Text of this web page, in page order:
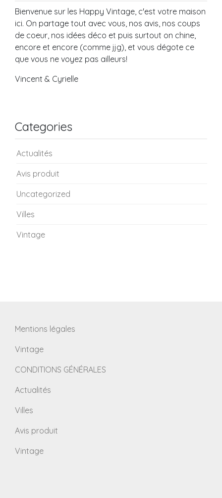
Bienvenue sur les Happy Vintage, c'est votre maison
ici. On partage tout avec vous, nos avis, nos coups
de coeur, nos idées déco et puis surtout on chine,
encore et encore (comme jjg), et vous dégote ce
que vous ne voyez pas ailleurs!
Vincent & Cyrielle
Categories
Actualités
Avis produit
Uncategorized
Villes
Vintage
Mentions légales
Vintage
CONDITIONS GÉNÉRALES
Actualités
Villes
Avis produit
Vintage